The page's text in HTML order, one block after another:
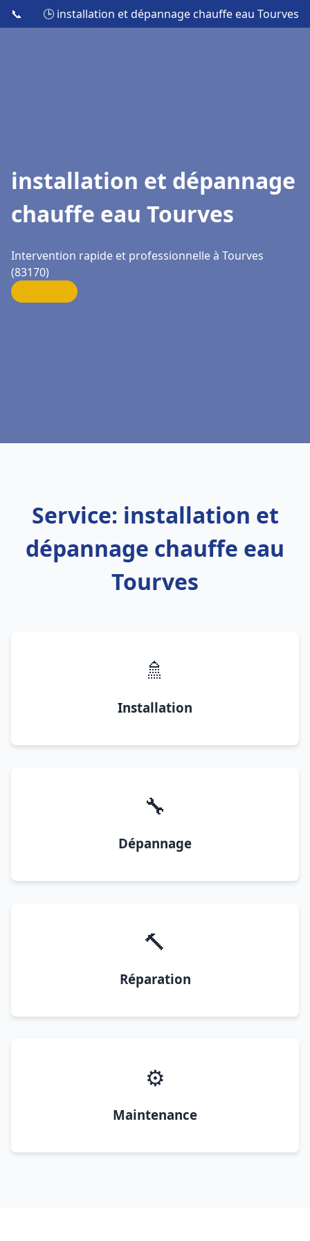
📞 🕒 installation et dépannage chauffe eau Tourves
installation et dépannage
chauffe eau Tourves
Intervention rapide et professionnelle à Tourves
(83170)
Service: installation et
dépannage chauffe eau
Tourves
🚿
Installation
🔧
Dépannage
🔨
Réparation
⚙️
Maintenance